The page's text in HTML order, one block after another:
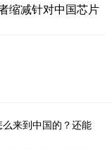
缩减针对中国芯片